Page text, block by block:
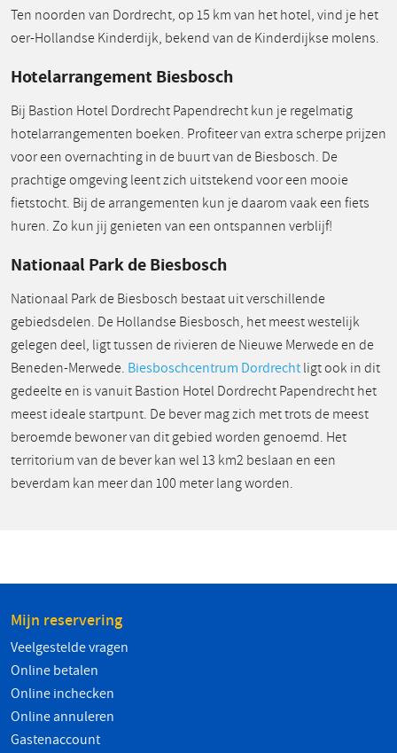
Ten noorden van Dordrecht, op 15 km van het hotel, vind je het
oer-Hollandse Kinderdijk, bekend van de Kinderdijkse molens.
Hotelarrangement Biesbosch
Bij Bastion Hotel Dordrecht Papendrecht kun je regelmatig
hotelarrangementen boeken. Profiteer van extra scherpe prijzen
voor een overnachting in de buurt van de Biesbosch. De
prachtige omgeving leent zich uitstekend voor een mooie
fietstocht. Bij de arrangementen kun je daarom vaak een fiets
huren. Zo kun jij genieten van een ontspannen verblijf!
Nationaal Park de Biesbosch
Nationaal Park de Biesbosch bestaat uit verschillende
gebiedsdelen. De Hollandse Biesbosch, het meest westelijk
gelegen deel, ligt tussen de rivieren de Nieuwe Merwede en de
Beneden-Merwede. Biesboschcentrum Dordrechtligt ook in dit
gedeelte en is vanuit Bastion Hotel Dordrecht Papendrecht het
meest ideale startpunt. De bever mag zich met trots de meest
beroemde bewoner van dit gebied worden genoemd. Het
territorium van de bever kan wel 13 km2 beslaan en een
beverdam kan meer dan 100 meter lang worden.
Mijn reservering
Veelgestelde vragen
Online betalen
Online inchecken
Online annuleren
Gastenaccount